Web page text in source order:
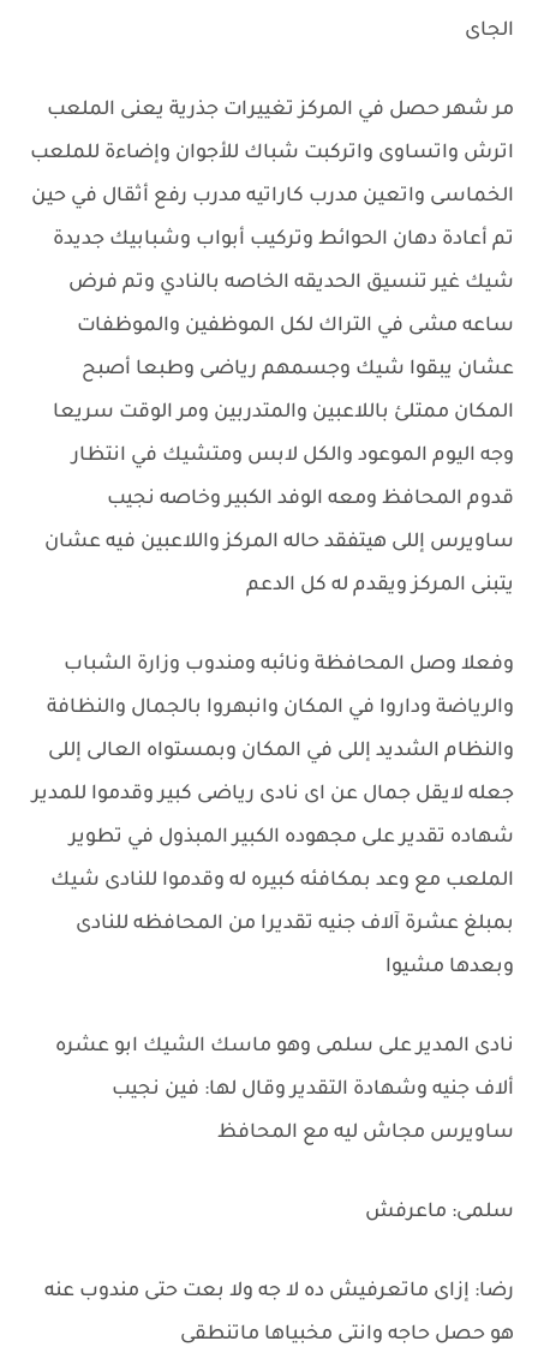
الجاى
مر شهر حصل في المركز تغييرات جذرية يعنى الملعب
اترش واتساوى واتركبت شباك للأجوان وإضاءة للملعب
الخماسى واتعين مدرب كاراتيه مدرب رفع أثقال في حين
تم أعادة دهان الحوائط وتركيب أبواب وشبابيك جديدة
شيك غير تنسيق الحديقه الخاصه بالنادي وتم فرض
ساعه مشى في التراك لكل الموظفين والموظفات
عشان يبقوا شيك وجسمهم رياضى وطبعا أصبح
المكان ممتلئ باللاعبين والمتدربين ومر الوقت سريعا
وجه اليوم الموعود والكل لابس ومتشيك في انتظار
قدوم المحافظ ومعه الوفد الكبير وخاصه نجيب
ساويرس إللى هيتفقد حاله المركز واللاعبين فيه عشان
يتبنى المركز ويقدم له كل الدعم
وفعلا وصل المحافظة ونائبه ومندوب وزارة الشباب
والرياضة وداروا في المكان وانبهروا بالجمال والنظافة
والنظام الشديد إللى في المكان وبمستواه العالى إللى
جعله لايقل جمال عن اى نادى رياضى كبير وقدموا للمدير
شهاده تقدير على مجهوده الكبير المبذول في تطوير
الملعب مع وعد بمكافئه كبيره له وقدموا للنادى شيك
بمبلغ عشرة آلاف جنيه تقديرا من المحافظه للنادى
وبعدها مشيوا
نادى المدير على سلمى وهو ماسك الشيك ابو عشره
ألاف جنيه وشهادة التقدير وقال لها: فين نجيب
ساويرس مجاش ليه مع المحافظ
سلمى: ماعرفش
رضا: إزاى ماتعرفيش ده لا جه ولا بعت حتى مندوب عنه
هو حصل حاجه وانتى مخبياها ماتنطقى